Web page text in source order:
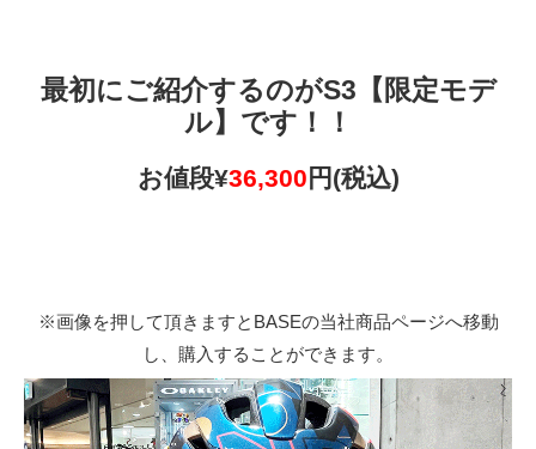
最初にご紹介するのがS3【限定モデ
ル】です！！
お値段¥36,300 円(税込)
※画像を押して頂きますとBASEの当社商品ページへ移動
し、購入することができます。